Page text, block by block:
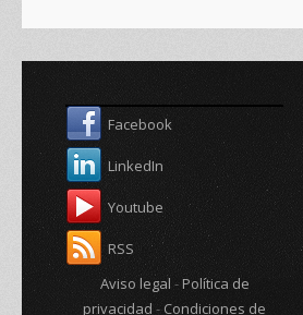
Facebook
LinkedIn
Youtube
RSS
Aviso legal -Política de
privacidad - Condiciones de